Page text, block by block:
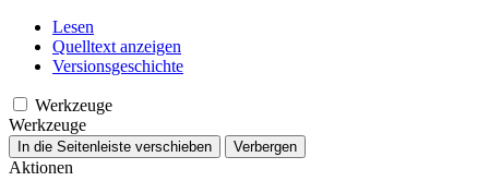
Lesen
Quelltext anzeigen
Versionsgeschichte
Werkzeuge
Werkzeuge
In die Seitenleiste verschieben Verbergen
Aktionen